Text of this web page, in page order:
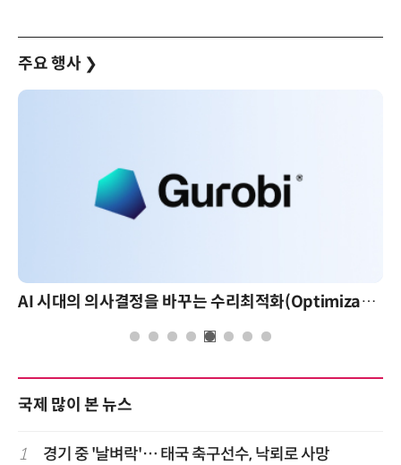
주요 행사 ❯
AI 시대의 의사결정을 바꾸는 수리최적화(Optimization): 실제 산업 적용 사례와 활용 전략
국제 많이 본 뉴스
1 경기 중 '날벼락'… 태국 축구선수, 낙뢰로 사망